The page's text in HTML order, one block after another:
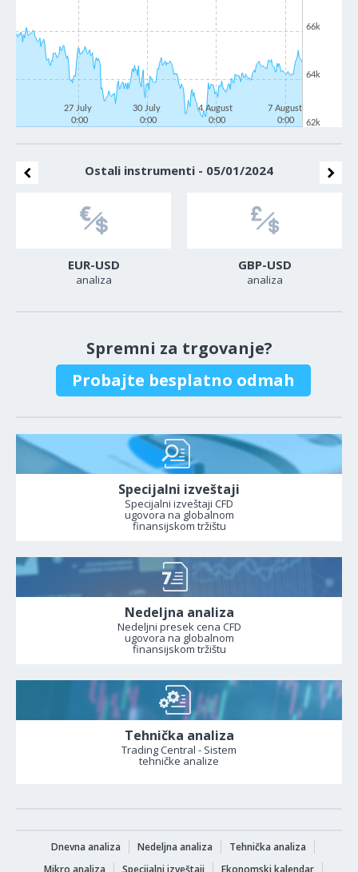
27 July
0:00
30 July
0:00
4 August
0:00
7 August
0:00
62k
64k
66k
Ostali instrumenti - 05/01/2024
EUR-USD
analiza
GBP-USD
analiza
Spremni za trgovanje?
Probajte besplatno odmah
Specijalni izveštaji
Specijalni izveštaji CFD
ugovora na globalnom
finansijskom tržištu
Nedeljna analiza
Nedeljni presek cena CFD
ugovora na globalnom
finansijskom tržištu
Tehnička analiza
Trading Central - Sistem
tehničke analize
Dnevna analiza Nedeljna analiza
Tehnička analiza
Mikro analiza
Specijalni izveštaji Ekonomski kalendar